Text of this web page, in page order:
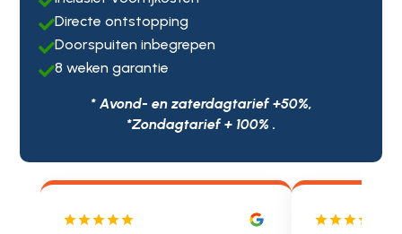
Directe ontstopping
Doorspuiten inbegrepen
8 weken garantie
* Avond- en zaterdagtarief +50%,
*Zondagtarief + 100% .